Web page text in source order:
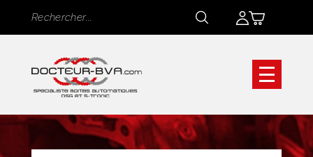
Rechercher
Rechercher